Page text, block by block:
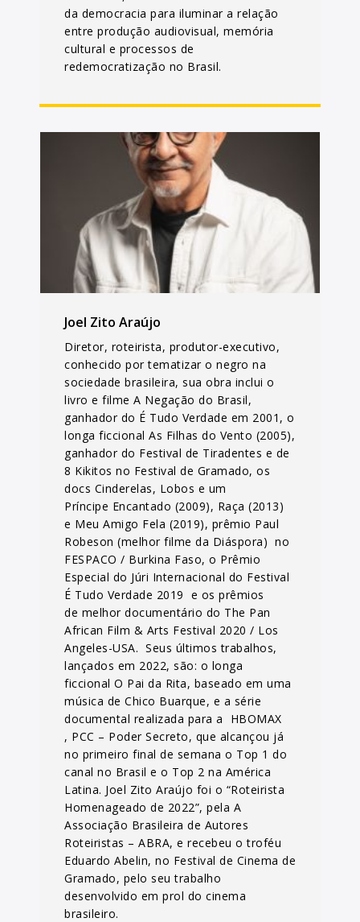
da democracia para iluminar a relação
entre produção audiovisual, memória
cultural e processos de
redemocratização no Brasil.
Joel Zito Araújo
Diretor, roteirista, produtor-executivo,
conhecido por tematizar o negro na
sociedade brasileira, sua obra inclui o
livro e filme A Negação do Brasil,
ganhador do É Tudo Verdade em 2001, o
longa ficcional As Filhas do Vento (2005),
ganhador do Festival de Tiradentes e de
8 Kikitos no Festival de Gramado, os
docs Cinderelas, Lobos e um
Príncipe Encantado (2009), Raça (2013)
e Meu Amigo Fela (2019), prêmio Paul
Robeson (melhor filme da Diáspora) no
FESPACO / Burkina Faso, o Prêmio
Especial do Júri Internacional do Festival
É Tudo Verdade 2019 e os prêmios
de melhor documentário do The Pan
African Film & Arts Festival 2020 / Los
Angeles-USA. Seus últimos trabalhos,
lançados em 2022, são: o longa
ficcional O Pai da Rita, baseado em uma
música de Chico Buarque, e a série
documental realizada para a HBOMAX
, PCC – Poder Secreto, que alcançou já
no primeiro final de semana o Top 1 do
canal no Brasil e o Top 2 na América
Latina. Joel Zito Araújo foi o “Roteirista
Homenageado de 2022”, pela A
Associação Brasileira de Autores
Roteiristas – ABRA, e recebeu o troféu
Eduardo Abelin, no Festival de Cinema de
Gramado, pelo seu trabalho
desenvolvido em prol do cinema
brasileiro.